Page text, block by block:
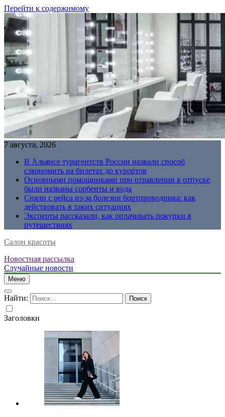
Перейти к содержимому
7 августа, 2026
В Альянсе турагентств России назвали способ
сэкономить на билетах до курортов
Основными помощниками при отравлении в отпуске
были названы сорбенты и вода
Сняли с рейса из-за болезни бортпроводника: как
действовать в таких ситуациях
Эксперты рассказали, как оплачивать покупки в
путешествиях
Салон красоты
Новостная рассылка
Случайные новости
Меню
Найти:
Заголовки